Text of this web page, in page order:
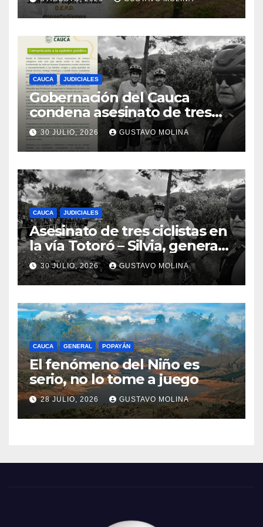
CAUCA JUDICIALES
Gobernación del Cauca
condena asesinato de tres
ciudadanos y exige medidas
urgentes al Gobierno
Nacional
30 JULIO, 2026 GUSTAVO MOLINA
CAUCA JUDICIALES
Asesinato de tres ciclistas en
la vía Totoró – Silvia, genera
consternación en el Cauca
30 JULIO, 2026 GUSTAVO MOLINA
CAUCA GENERAL POPAYÁN
El fenómeno del Niño es
serio, no lo tome a juego
28 JULIO, 2026 GUSTAVO MOLINA